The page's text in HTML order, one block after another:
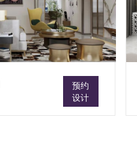
预约
设计